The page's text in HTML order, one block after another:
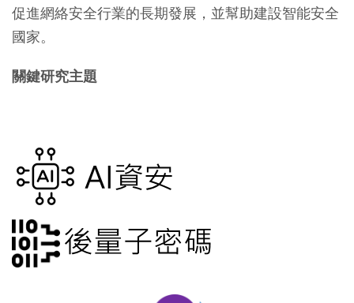
促進網絡安全行業的長期發展，並幫助建設智能安全
國家。
關鍵研究主題